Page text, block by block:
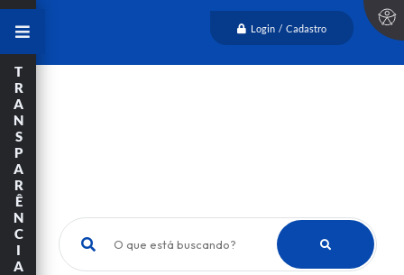
Login / Cadastro
O que está buscando?
T
R
A
N
S
P
A
R
Ê
N
C
I
A